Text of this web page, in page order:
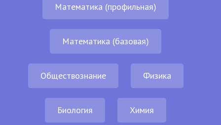
Математика (профильная)
Математика (базовая)
Обществознание Физика
Биология Химия